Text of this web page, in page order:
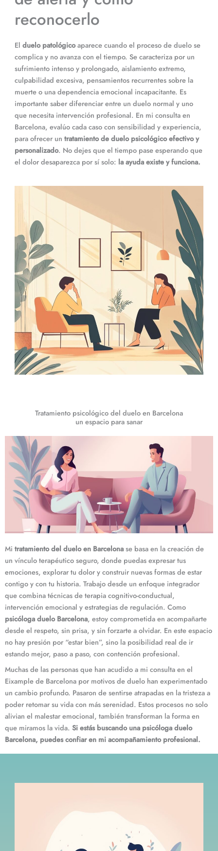
reconocerlo
El duelo patológicoaparece cuando el proceso de duelo se
complica y no avanza con el tiempo. Se caracteriza por un
sufrimiento intenso y prolongado, aislamiento extremo,
culpabilidad excesiva, pensamientos recurrentes sobre la
muerte o una dependencia emocional incapacitante. Es
importante saber diferenciar entre un duelo normal y uno
que necesita intervención profesional. En mi consulta en
Barcelona, evalúo cada caso con sensibilidad y experiencia,
para ofrecer un tratamiento de duelo psicológico efectivo y
personalizado. No dejes que el tiempo pase esperando que
el dolor desaparezca por sí solo: la ayuda existe y funciona.
Tratamiento psicológico del duelo en Barcelona
un espacio para sanar
Mi tratamiento del duelo en Barcelonase basa en la creación de
un vínculo terapéutico seguro, donde puedas expresar tus
emociones, explorar tu dolor y construir nuevas formas de estar
contigo y con tu historia. Trabajo desde un enfoque integrador
que combina técnicas de terapia cognitivo-conductual,
intervención emocional y estrategias de regulación. Como
psicóloga duelo Barcelona, estoy comprometida en acompañarte
desde el respeto, sin prisa, y sin forzarte a olvidar. En este espacio
no hay presión por “estar bien”, sino la posibilidad real de ir
estando mejor, paso a paso, con contención profesional.
Muchas de las personas que han acudido a mi consulta en el
Eixample de Barcelona por motivos de duelo han experimentado
un cambio profundo. Pasaron de sentirse atrapadas en la tristeza a
poder retomar su vida con más serenidad. Estos procesos no solo
alivian el malestar emocional, también transforman la forma en
que miramos la vida. Si estás buscando una psicóloga duelo
Barcelona, puedes confiar en mi acompañamiento profesional.